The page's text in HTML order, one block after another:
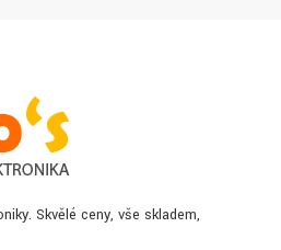
Skvělé ceny, vše skladem,